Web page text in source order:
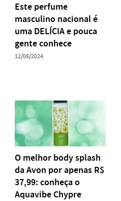
Este perfume
masculino nacional é
uma DELÍCIA e pouca
gente conhece
12/08/2024
O melhor body splash
da Avon por apenas R$
37,99: conheça o
Aquavibe Chypre